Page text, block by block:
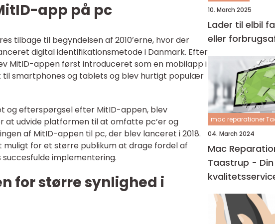
app på pc
tilbage til begyndelsen af 2010’erne, hvor der
digital identifikationsmetode i Danmark. Efter
MitID-appen først introduceret som en mobilapp i
til smartphones og tablets og blev hurtigt populær
og efterspørgsel efter MitID-appen, blev
udvide platformen til at omfatte pc’er og
af MitID-appen til pc, der blev lanceret i 2018.
for et større publikum at drage fordel af
implementering.
for større synlighed i
10. March 2025
Lader til elbil fast pris
eller
mac reparationer
04. March 2024
Mac
Taastrup -